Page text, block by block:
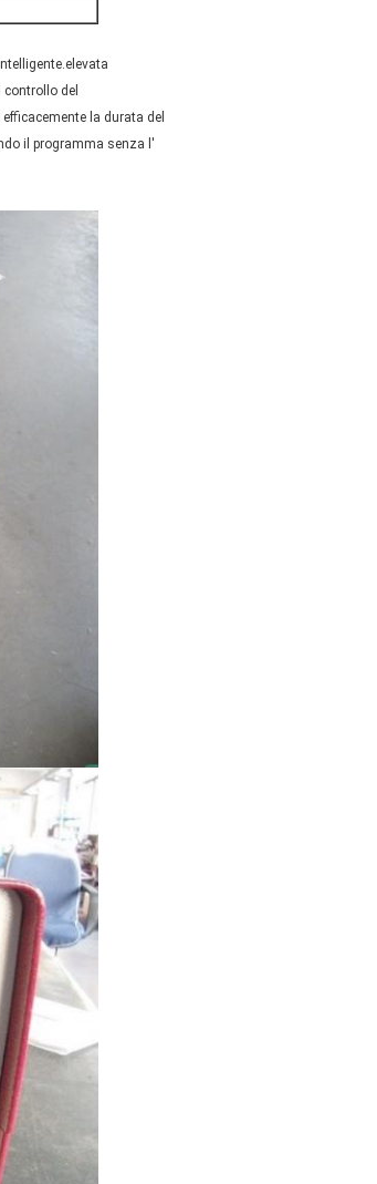
del
la durata del
il programma senza l'